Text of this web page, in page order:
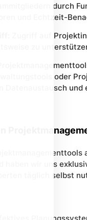
durch
und Echtzeit-
Zugriff auf
zu
oder
Datenaustausch
haben wir uns
täglich selbst